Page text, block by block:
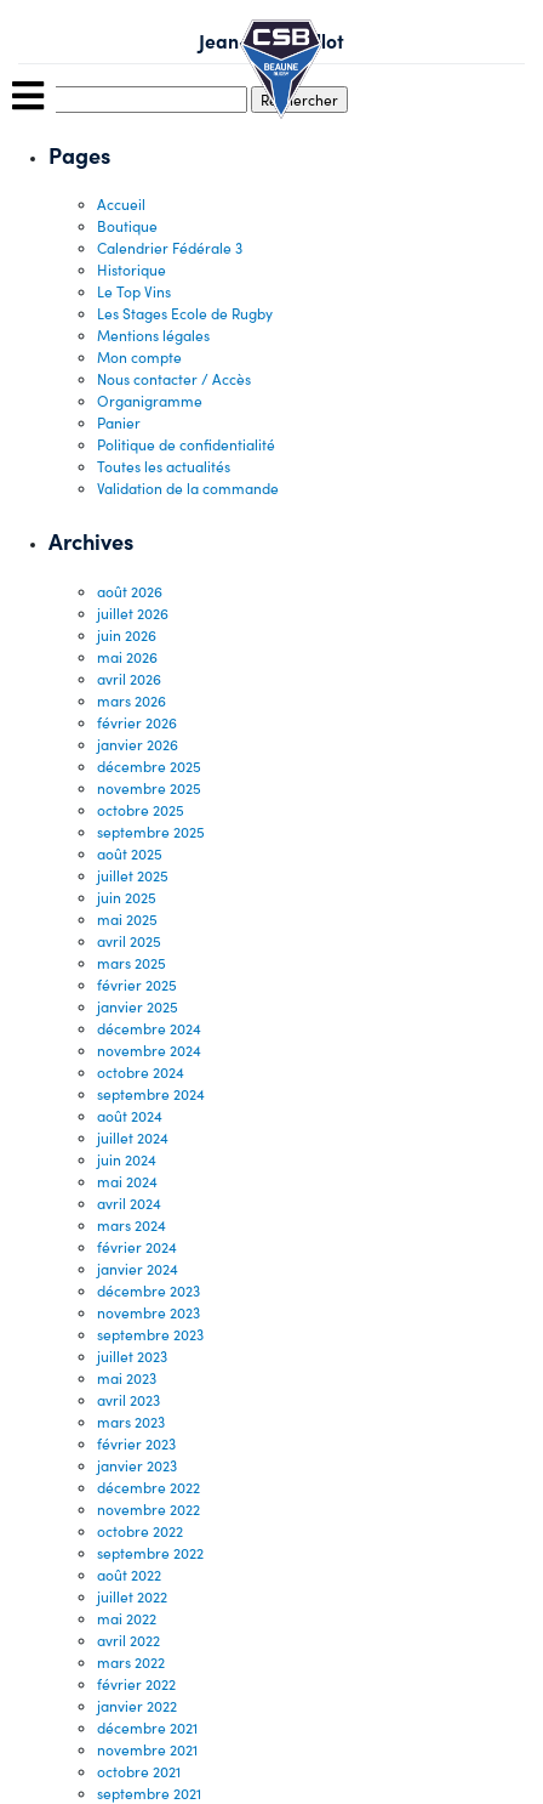
Jean-Marc Pillot
Pages
Accueil
Boutique
Calendrier Fédérale 3
Historique
Le Top Vins
Les Stages Ecole de Rugby
Mentions légales
Mon compte
Nous contacter / Accès
Organigramme
Panier
Politique de confidentialité
Toutes les actualités
Validation de la commande
Archives
août 2026
juillet 2026
juin 2026
mai 2026
avril 2026
mars 2026
février 2026
janvier 2026
décembre 2025
novembre 2025
octobre 2025
septembre 2025
août 2025
juillet 2025
juin 2025
mai 2025
avril 2025
mars 2025
février 2025
janvier 2025
décembre 2024
novembre 2024
octobre 2024
septembre 2024
août 2024
juillet 2024
juin 2024
mai 2024
avril 2024
mars 2024
février 2024
janvier 2024
décembre 2023
novembre 2023
septembre 2023
juillet 2023
mai 2023
avril 2023
mars 2023
février 2023
janvier 2023
décembre 2022
novembre 2022
octobre 2022
septembre 2022
août 2022
juillet 2022
mai 2022
avril 2022
mars 2022
février 2022
janvier 2022
décembre 2021
novembre 2021
octobre 2021
septembre 2021